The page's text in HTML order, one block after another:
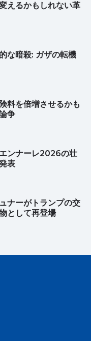
えるかもしれない革
な暗殺: ガザの転機
料を倍増させるかも
争
ンナーレ2026の壮
表
ナーがトランプの交
として再登場